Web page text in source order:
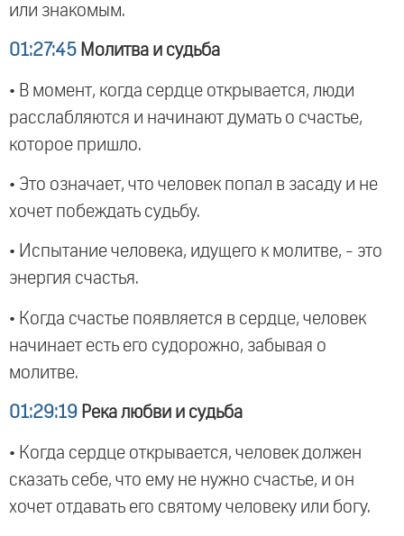
или знакомым.
01:27:45 Молитва и судьба
• В момент, когда сердце открывается, люди
расслабляются и начинают думать о счастье,
которое пришло.
• Это означает, что человек попал в засаду и не
хочет побеждать судьбу.
• Испытание человека, идущего к молитве, - это
энергия счастья.
• Когда счастье появляется в сердце, человек
начинает есть его судорожно, забывая о
молитве.
01:29:19 Река любви и судьба
• Когда сердце открывается, человек должен
сказать себе, что ему не нужно счастье, и он
хочет отдавать его святому человеку или богу.